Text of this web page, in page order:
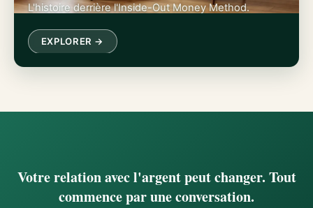
L'histoire derrière l'Inside-Out Money Method.
EXPLORER →
Votre relation avec l'argent peut changer. Tout
commence par une conversation.